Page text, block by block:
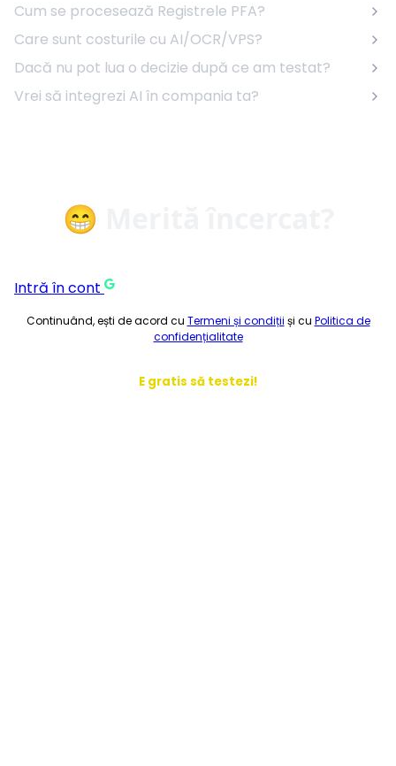
Cum se procesează Registrele PFA?
Care sunt costurile cu AI/OCR/VPS?
Dacă nu pot lua o decizie după ce am testat?
Vrei să integrezi AI în compania ta?
😁 Merită încercat?
Intră în cont
Continuând, ești de acord cu Termeni și condiții și cu Politica de
confidențialitate
E gratis să testezi!